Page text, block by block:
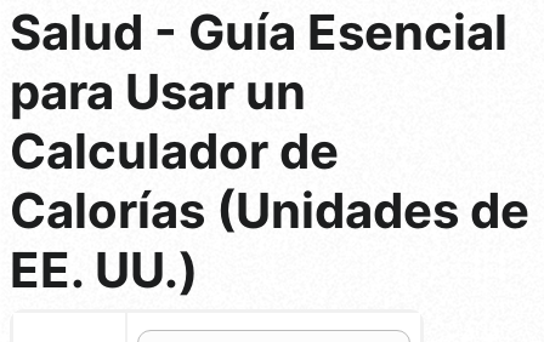
Salud - Guía Esencial
para Usar un
Calculador de
Calorías (Unidades de
EE. UU.)